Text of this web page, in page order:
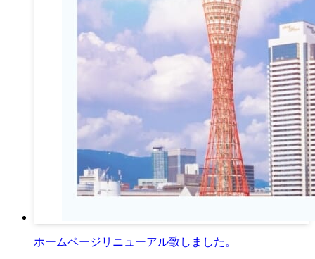
ホームページリニューアル致しました。